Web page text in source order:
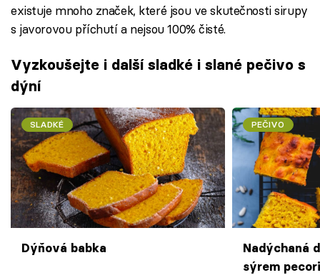
existuje mnoho značek, které jsou ve skutečnosti sirupy
s javorovou příchutí a nejsou 100% čisté.
Vyzkoušejte i další sladké i slané pečivo s
dýní
SLADKÉ
Dýňová babka
PEČIVO
Nadýchaná
sýrem